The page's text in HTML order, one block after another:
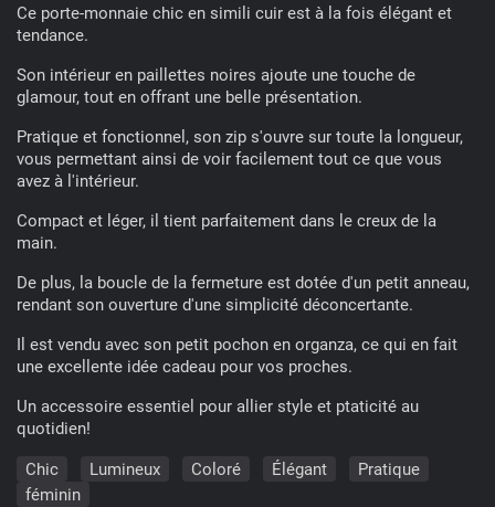
Ce porte-monnaie chic en simili cuir est à la fois élégant et
tendance.
Son intérieur en paillettes noires ajoute une touche de
glamour, tout en offrant une belle présentation.
Pratique et fonctionnel, son zip s'ouvre sur toute la longueur,
vous permettant ainsi de voir facilement tout ce que vous
avez à l'intérieur.
Compact et léger, il tient parfaitement dans le creux de la
main.
De plus, la boucle de la fermeture est dotée d'un petit anneau,
rendant son ouverture d'une simplicité déconcertante.
Il est vendu avec son petit pochon en organza, ce qui en fait
une excellente idée cadeau pour vos proches.
Un accessoire essentiel pour allier style et ptaticité au
quotidien!
Chic
Lumineux Coloré Élégant
Pratique
féminin